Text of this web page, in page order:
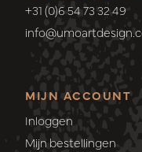
+31 (0)6 54 73 32 49
MIJN ACCOUNT
Inloggen
Mijn bestellingen